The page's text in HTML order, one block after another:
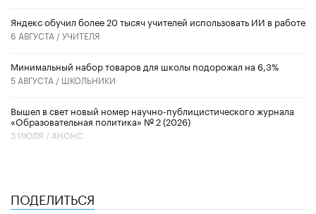
​Яндекс обучил более 20 тысяч учителей использовать ИИ в работе
6 АВГУСТА /УЧИТЕЛЯ
Минимальный набор товаров для школы подорожал на 6,3%
5 АВГУСТА / ШКОЛЬНИКИ
Вышел в свет новый номер научно-публицистического журнала
«Образовательная политика» № 2 (2026)
3 ИЮЛЯ / АНОНС
ПОДЕЛИТЬСЯ